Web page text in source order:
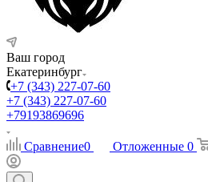
Ваш город
Екатеринбург
+7 (343) 227-07-60
+7 (343) 227-07-60
+79193869696
Сравнение0 Отложенные 0